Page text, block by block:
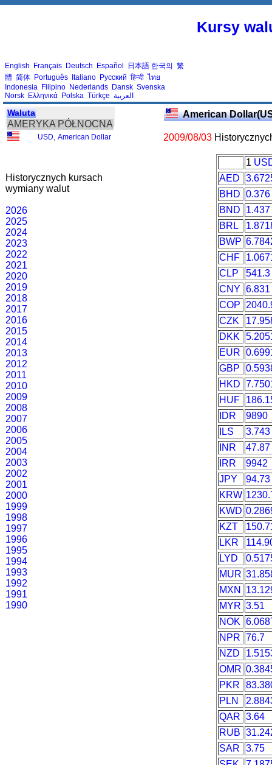
Kursy
English Français Deutsch Español 日本語 한국의 繁
體 简体 Português Italiano Русский हिन्दी ไทย
Indonesia Filipino Nederlands Dansk Svenska
Norsk Ελληνικά Polska Türkçe العربية
Waluta
AMERYKA PÓŁNOCNA
USD American Dollar
Historycznych kursach
wymiany walut
2026
2025
2024
2023
2022
2021
2020
2019
2018
2017
2016
2015
2014
2013
2012
2011
2010
2009
2008
2007
2006
2005
2004
2003
2002
2001
2000
1999
1998
1997
1996
1995
1994
1993
1992
1991
1990
American
2009/08/03
1
AED
BHD 0.376
BND
1.437
BRL
BWP
CHF
CLP
541.3
CNY 6.831
COP
CZK
DKK
EUR
GBP
HKD
HUF
IDR
9890
ILS
3.743
INR
47.87
IRR
9942
JPY
94.73
KRW
KWD
KZT
LKR
LYD
MUR
MXN
MYR 3.51
NOK
NPR 76.7
NZD
OMR
PKR
PLN
QAR 3.64
RUB
SAR
3.75